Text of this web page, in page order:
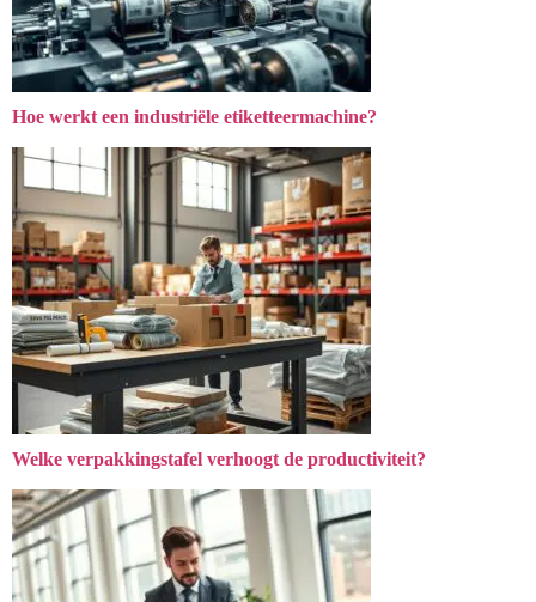
Hoe werkt een industriële etiketteermachine?
Welke verpakkingstafel verhoogt de productiviteit?